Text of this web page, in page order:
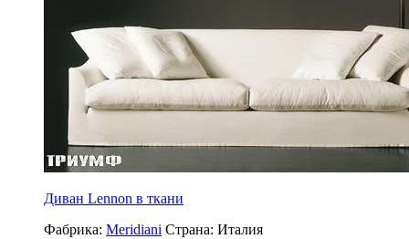
Диван Lennon в ткани
Фабрика: Meridiani Страна: Италия